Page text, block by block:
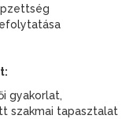
gyakorlat,
szakmai tapasztalat